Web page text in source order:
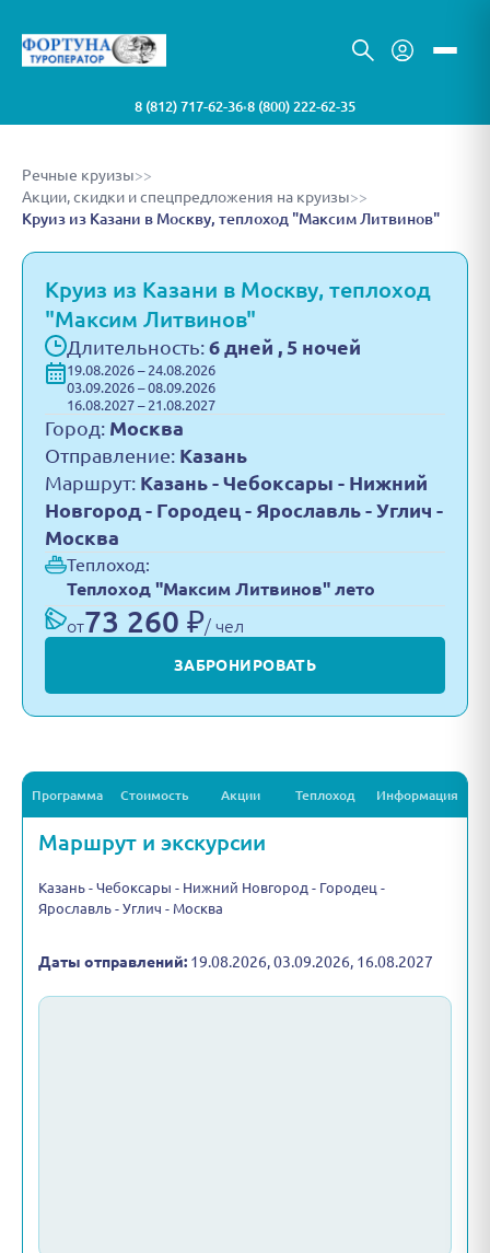
8 (812) 717-62-36•8 (800) 222-62-35
Речные круизы>>
Акции, скидки и спецпредложения на круизы>>
Круиз из Казани в Москву, теплоход "Максим Литвинов"
Круиз из Казани в Москву, теплоход
"Максим Литвинов"
Длительность: 6 дней , 5 ночей
19.08.2026 – 24.08.2026
03.09.2026 – 08.09.2026
16.08.2027 – 21.08.2027
Город: Москва
Отправление: Казань
Маршрут: Казань - Чебоксары - Нижний
Новгород - Городец - Ярославль - Углич -
Москва
Теплоход:
Теплоход "Максим Литвинов" лето
от73 260 ₽/ чел
ЗАБРОНИРОВАТЬ
Программа Стоимость Акции Теплоход Информация
Маршрут и экскурсии
Казань - Чебоксары - Нижний Новгород - Городец -
Ярославль - Углич - Москва
Даты отправлений: 19.08.2026, 03.09.2026, 16.08.2027